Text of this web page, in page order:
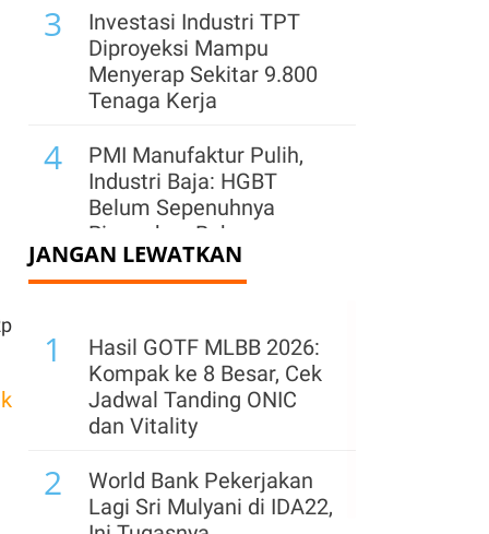
3
Investasi Industri TPT
Diproyeksi Mampu
Menyerap Sekitar 9.800
Tenaga Kerja
4
PMI Manufaktur Pulih,
Industri Baja: HGBT
Belum Sepenuhnya
Ringankan Beban
Produksi
Barat, Semen Indonesia
(SMGR) Hadirkan Lagi
Semen Kujang
HGBT Dongkrak PMI
Manufaktur, Industri
Minta Kepastian Volume
Gas Murah
JANGAN LEWATKAN
1
Hasil GOTF MLBB 2026:
Kompak ke 8 Besar, Cek
Jadwal Tanding ONIC
dan Vitality
2
World Bank Pekerjakan
Lagi Sri Mulyani di IDA22,